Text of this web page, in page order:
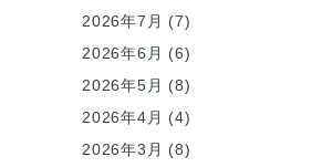
2026年7月 (7)
2026年6月 (6)
2026年5月 (8)
2026年4月 (4)
2026年3月 (8)